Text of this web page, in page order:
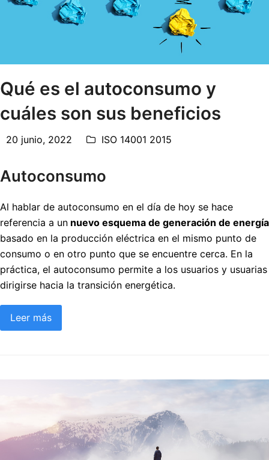
Qué es el autoconsumo y
cuáles son sus beneficios
20 junio, 2022 ISO 14001 2015
Autoconsumo
Al hablar de autoconsumo en el día de hoy se hace
referencia a un nuevo esquema de generación de energía
basado en la producción eléctrica en el mismo punto de
consumo o en otro punto que se encuentre cerca. En la
práctica, el autoconsumo permite a los usuarios y usuarias
dirigirse hacia la transición energética.
Leer más